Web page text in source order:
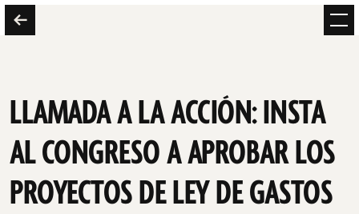
LLAMADA A LA ACCIÓN: INSTA
AL CONGRESO A APROBAR LOS
PROYECTOS DE LEY DE GASTOS